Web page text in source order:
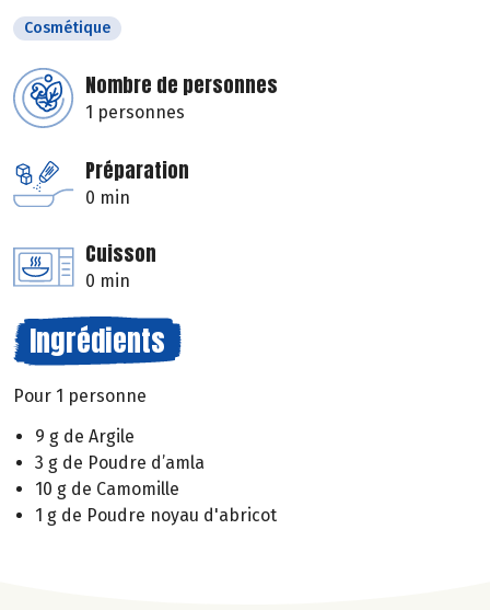
Cosmétique
Nombre de personnes
1 personnes
Préparation
0 min
Cuisson
0 min
Ingrédients
Pour 1 personne
9 g de Argile
3 g de Poudre d’amla
10 g de Camomille
1 g de Poudre noyau d'abricot